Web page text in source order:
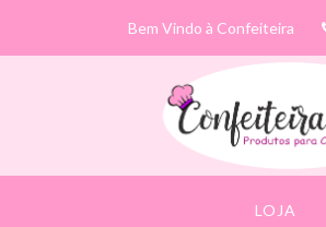
Bem Vindo à Confeiteira
LOJA